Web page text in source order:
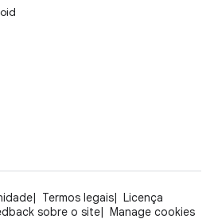
Termos legais
Licença
sobre o site Manage cookies